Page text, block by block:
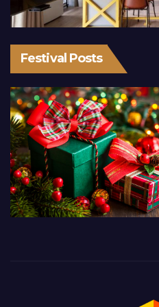
Festival Posts